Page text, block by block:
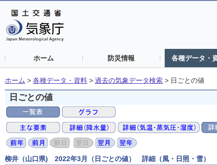
ホーム 防災情報 各種データ・
ホーム > 各種データ・資料 > 過去の気象データ検索 > 日ごとの値
日ごとの値
柳井（山口県) 2022年3月（日ごとの値） 詳細（風・日照・雪）